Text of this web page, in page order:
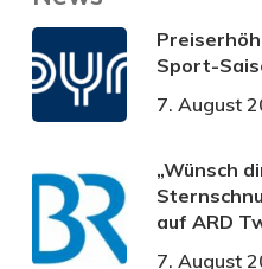
Sport-
7. August
„Wünsch
auf ARD
7. August